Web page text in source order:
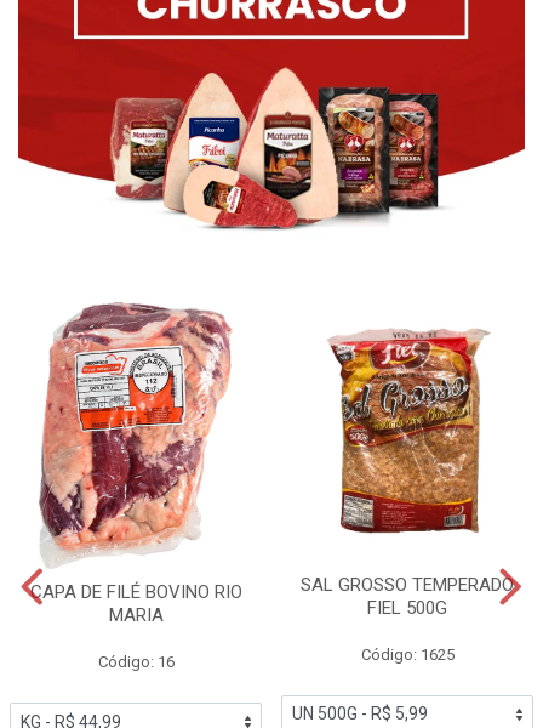
CAPA DE FILÉ BOVINO RIO
MARIA
Código: 16
SAL GROSSO TEMPERADO
FIEL 500G
Código: 1625